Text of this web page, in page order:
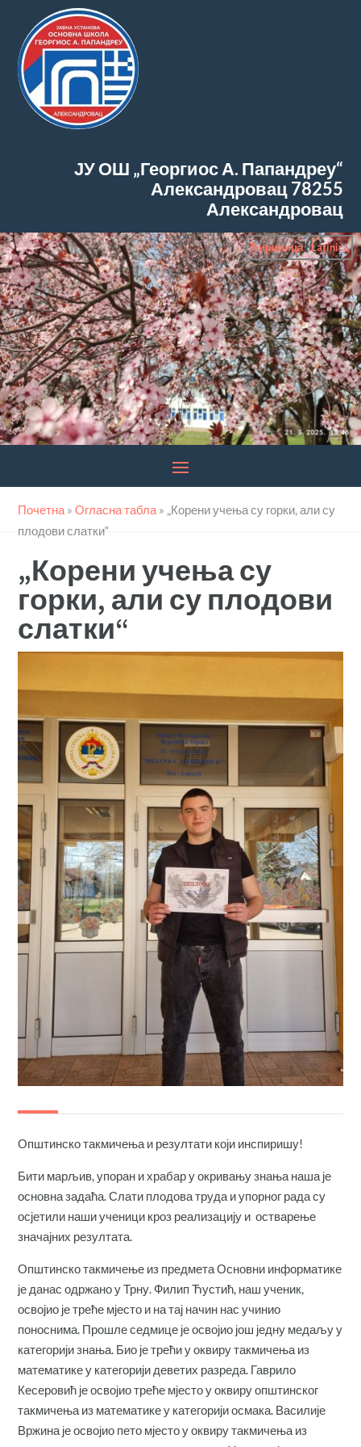
ЈУ ОШ „Георгиос А. Папандреу“
Александровац78255
Александровац
Ћирилица|Latinica
Почетна »Огласна табла » „Корени учења су горки, али су
плодови слатки“
„Корени учења су
горки, али су плодови
слатки“
Општинско такмичења и резултати који инспиришу!
Бити марљив, упоран и храбар у окривању знања наша је
основна задаћа. Слати плодова труда и упорног рада су
осјетили наши ученици кроз реализацију и остварење
значајних резултата.
Општинско такмичење из предмета Основни информатике
је данас одржано у Трну. Филип Ћустић, наш ученик,
освојио је треће мјесто и на тај начин нас учинио
поноснима. Прошле седмице је освојио још једну медаљу у
категорији знања. Био је трећи у оквиру такмичења из
математике у категорији деветих разреда. Гаврило
Кесеровић је освојио треће мјесто у оквиру општинског
такмичења из математике у категорији осмака. Василије
Вржина је освојио пето мјесто у оквиру такмичења из